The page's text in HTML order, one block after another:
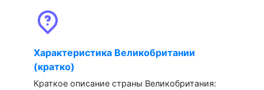
Характеристика Великобритании
(кратко)
Краткое описание страны Великобритания: